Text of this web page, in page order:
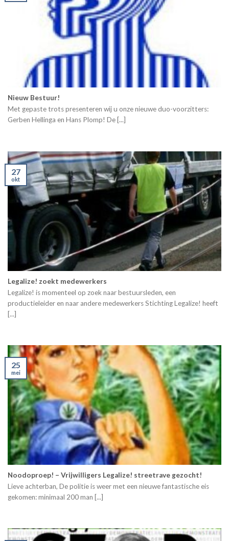
Nieuw Bestuur!
Met gepaste trots presenteren wij u onze nieuwe duo-voorzitters:
Gerben Hellinga en Hans Plomp! De [...]
Legalize! zoekt medewerkers
Legalize! is momenteel op zoek naar bestuursleden, een
productieleider en naar andere medewerkers Stichting Legalize! heeft
[...]
27
okt
Noodoproep! – Vrijwilligers Legalize! streetrave gezocht!
Lieve achterban, De politie is weer met een nieuwe fantastische eis
gekomen: minimaal 200 man [...]
25
mei